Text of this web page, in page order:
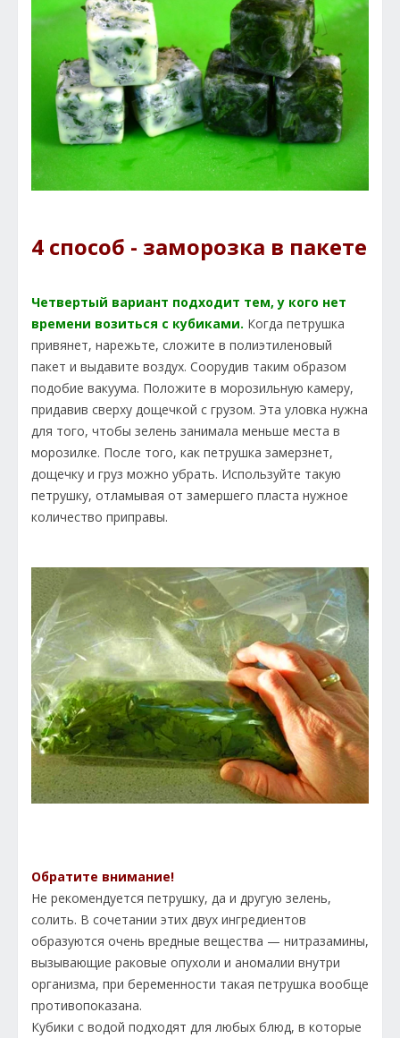
4 способ - заморозка в пакете
Четвертый вариант подходит тем, у кого нет
времени возиться с кубиками. Когда петрушка
привянет, нарежьте, сложите в полиэтиленовый
пакет и выдавите воздух. Соорудив таким образом
подобие вакуума. Положите в морозильную камеру,
придавив сверху дощечкой с грузом. Эта уловка нужна
для того, чтобы зелень занимала меньше места в
морозилке. После того, как петрушка замерзнет,
дощечку и груз можно убрать. Используйте такую
петрушку, отламывая от замершего пласта нужное
количество приправы.
Обратите внимание!
Не рекомендуется петрушку, да и другую зелень,
солить. В сочетании этих двух ингредиентов
образуются очень вредные вещества — нитразамины,
вызывающие раковые опухоли и аномалии внутри
организма, при беременности такая петрушка вообще
противопоказана.
Кубики с водой подходят для любых блюд, в которые